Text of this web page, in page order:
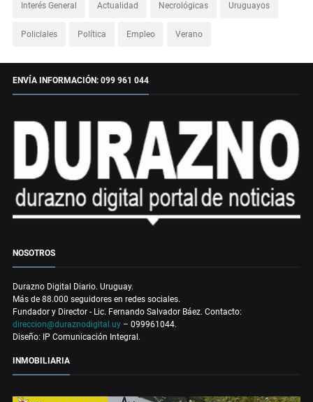
Interés General Actualidad Necrológicas Uruguayos
Policiales Política Empleo Verano
ENVÍA INFORMACIÓN: 099 961 044
NOSOTROS
Durazno Digital Diario. Uruguay.
Más de 88.000 seguidores en redes sociales.
Fundador y Director - Lic. Fernando Salvador Báez. Contacto:
direccion@duraznodigital.uy – 099961044.
Diseño: IP Comunicación Integral.
INMOBILIARIA